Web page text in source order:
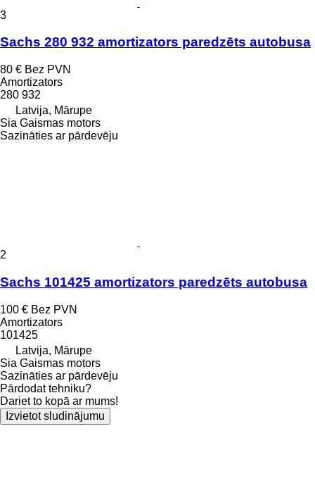
3
Sachs 280 932 amortizators paredzēts autobusa
80 € Bez PVN
Amortizators
280 932
Latvija, Mārupe
Sia Gaismas motors
Sazināties ar pārdevēju
2
Sachs 101425 amortizators paredzēts autobusa
100 € Bez PVN
Amortizators
101425
Latvija, Mārupe
Sia Gaismas motors
Sazināties ar pārdevēju
Pārdodat tehniku?
Dariet to kopā ar mums!
Izvietot sludinājumu